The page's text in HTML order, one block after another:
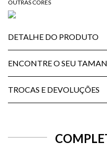
DETALHE DO PRODUTO
ENCONTRE O SEU
TROCAS E DEVOLUÇÕES